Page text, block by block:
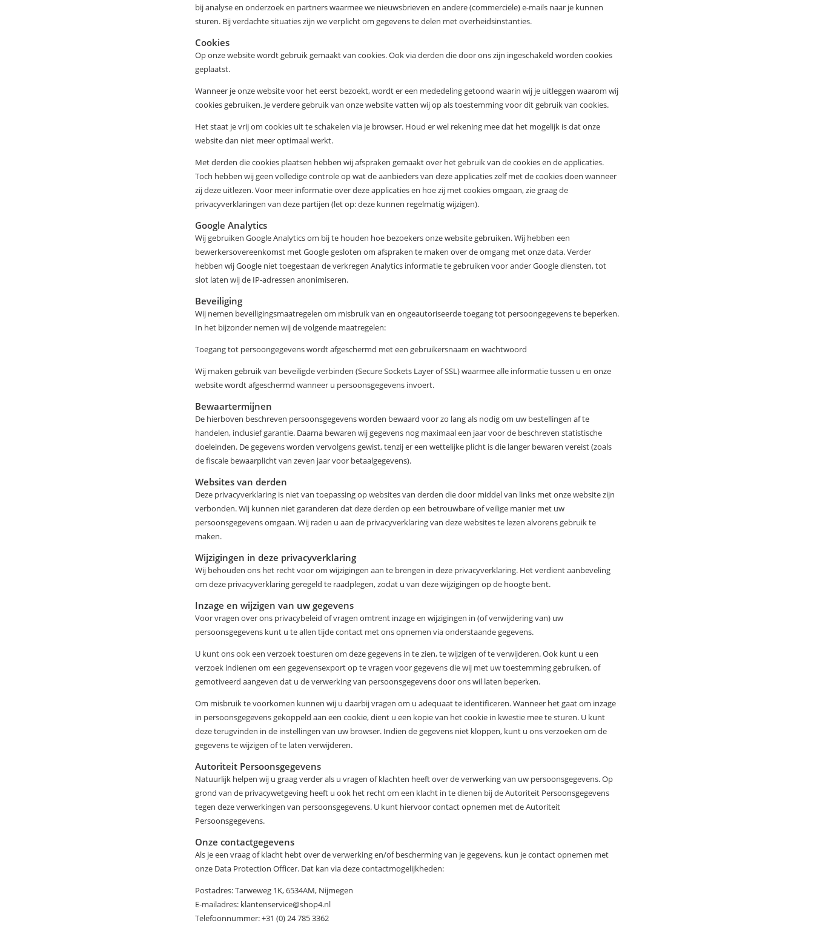
bij analyse en onderzoek en partners waarmee we nieuwsbrieven en andere (commerciële) e-mails naar je kunnen
sturen. Bij verdachte situaties zijn we verplicht om gegevens te delen met overheidsinstanties.
Cookies
Op onze website wordt gebruik gemaakt van cookies. Ook via derden die door ons zijn ingeschakeld worden cookies
geplaatst.
Wanneer je onze website voor het eerst bezoekt, wordt er een mededeling getoond waarin wij je uitleggen waarom wij
cookies gebruiken. Je verdere gebruik van onze website vatten wij op als toestemming voor dit gebruik van cookies.
Het staat je vrij om cookies uit te schakelen via je browser. Houd er wel rekening mee dat het mogelijk is dat onze
website dan niet meer optimaal werkt.
Met derden die cookies plaatsen hebben wij afspraken gemaakt over het gebruik van de cookies en de applicaties.
Toch hebben wij geen volledige controle op wat de aanbieders van deze applicaties zelf met de cookies doen wanneer
zij deze uitlezen. Voor meer informatie over deze applicaties en hoe zij met cookies omgaan, zie graag de
privacyverklaringen van deze partijen (let op: deze kunnen regelmatig wijzigen).
Google Analytics
Wij gebruiken Google Analytics om bij te houden hoe bezoekers onze website gebruiken. Wij hebben een
bewerkersovereenkomst met Google gesloten om afspraken te maken over de omgang met onze data. Verder
hebben wij Google niet toegestaan de verkregen Analytics informatie te gebruiken voor ander Google diensten, tot
slot laten wij de IP-adressen anonimiseren.
Beveiliging
Wij nemen beveiligingsmaatregelen om misbruik van en ongeautoriseerde toegang tot persoongegevens te beperken.
In het bijzonder nemen wij de volgende maatregelen:
Toegang tot persoongegevens wordt afgeschermd met een gebruikersnaam en wachtwoord
Wij maken gebruik van beveiligde verbinden (Secure Sockets Layer of SSL) waarmee alle informatie tussen u en onze
website wordt afgeschermd wanneer u persoonsgegevens invoert.
Bewaartermijnen
De hierboven beschreven persoonsgegevens worden bewaard voor zo lang als nodig om uw bestellingen af te
handelen, inclusief garantie. Daarna bewaren wij gegevens nog maximaal een jaar voor de beschreven statistische
doeleinden. De gegevens worden vervolgens gewist, tenzij er een wettelijke plicht is die langer bewaren vereist (zoals
de fiscale bewaarplicht van zeven jaar voor betaalgegevens).
Websites van derden
Deze privacyverklaring is niet van toepassing op websites van derden die door middel van links met onze website zijn
verbonden. Wij kunnen niet garanderen dat deze derden op een betrouwbare of veilige manier met uw
persoonsgegevens omgaan. Wij raden u aan de privacyverklaring van deze websites te lezen alvorens gebruik te
maken.
Wijzigingen in deze privacyverklaring
Wij behouden ons het recht voor om wijzigingen aan te brengen in deze privacyverklaring. Het verdient aanbeveling
om deze privacyverklaring geregeld te raadplegen, zodat u van deze wijzigingen op de hoogte bent.
Inzage en wijzigen van uw gegevens
Voor vragen over ons privacybeleid of vragen omtrent inzage en wijzigingen in (of verwijdering van) uw
persoonsgegevens kunt u te allen tijde contact met ons opnemen via onderstaande gegevens.
U kunt ons ook een verzoek toesturen om deze gegevens in te zien, te wijzigen of te verwijderen. Ook kunt u een
verzoek indienen om een gegevensexport op te vragen voor gegevens die wij met uw toestemming gebruiken, of
gemotiveerd aangeven dat u de verwerking van persoonsgegevens door ons wil laten beperken.
Om misbruik te voorkomen kunnen wij u daarbij vragen om u adequaat te identificeren. Wanneer het gaat om inzage
in persoonsgegevens gekoppeld aan een cookie, dient u een kopie van het cookie in kwestie mee te sturen. U kunt
deze terugvinden in de instellingen van uw browser. Indien de gegevens niet kloppen, kunt u ons verzoeken om de
gegevens te wijzigen of te laten verwijderen.
Autoriteit Persoonsgegevens
Natuurlijk helpen wij u graag verder als u vragen of klachten heeft over de verwerking van uw persoonsgegevens. Op
grond van de privacywetgeving heeft u ook het recht om een klacht in te dienen bij de Autoriteit Persoonsgegevens
tegen deze verwerkingen van persoonsgegevens. U kunt hiervoor contact opnemen met de Autoriteit
Persoonsgegevens.
Onze contactgegevens
Als je een vraag of klacht hebt over de verwerking en/of bescherming van je gegevens, kun je contact opnemen met
onze Data Protection Officer. Dat kan via deze contactmogelijkheden:
Postadres: Tarweweg 1K, 6534AM, Nijmegen
E-mailadres: klantenservice@shop4.nl
Telefoonnummer: +31 (0) 24 785 3362